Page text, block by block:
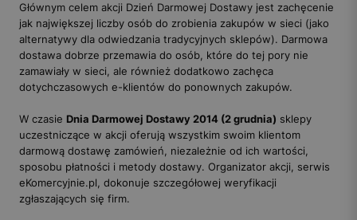
Głównym celem akcji Dzień Darmowej Dostawy jest zachęcenie
jak największej liczby osób do zrobienia zakupów w sieci (jako
alternatywy dla odwiedzania tradycyjnych sklepów). Darmowa
dostawa dobrze przemawia do osób, które do tej pory nie
zamawiały w sieci, ale również dodatkowo zachęca
dotychczasowych e-klientów do ponownych zakupów.
W czasie Dnia Darmowej Dostawy 2014 (2 grudnia) sklepy
uczestniczące w akcji oferują wszystkim swoim klientom
darmową dostawę zamówień, niezależnie od ich wartości,
sposobu płatności i metody dostawy. Organizator akcji, serwis
eKomercyjnie.pl, dokonuje szczegółowej weryfikacji
zgłaszających się firm.